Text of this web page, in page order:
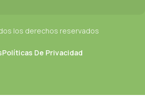
los derechos reservados
Políticas De Privacidad